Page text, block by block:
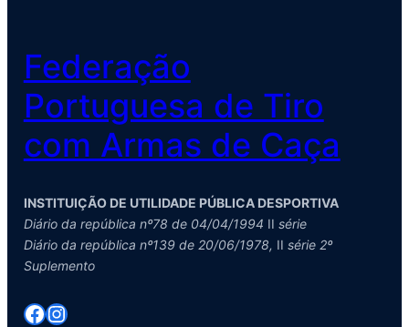
Federação
Portuguesa de Tiro
com Armas de Caça
INSTITUIÇÃO DE UTILIDADE PÚBLICA DESPORTIVA
Diário da república nº78 de 04/04/1994 II série
Diário da república nº139 de 20/06/1978, II série 2º
Suplemento
Facebook Instagram